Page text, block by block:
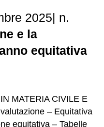
2025| n.
e la
equitativa
MATERIA CIVILE E
– Equitativa
equitativa – Tabelle